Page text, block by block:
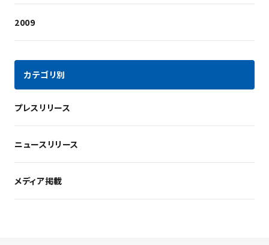
2009
カテゴリ別
プレスリリース
ニュースリリース
メディア掲載